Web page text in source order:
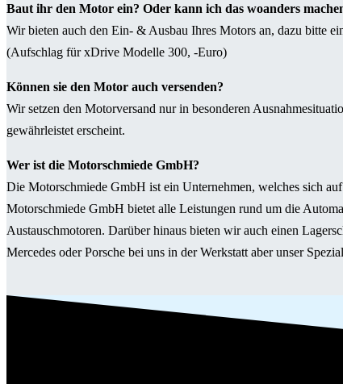
Baut ihr den Motor ein? Oder kann ich das woanders
Wir bieten auch den Ein- & Ausbau Ihres Motors an, dazu bitte
(Aufschlag für xDrive Modelle 300, -Euro)
Können sie den Motor auch versenden?
Wir setzen den Motorversand nur in besonderen
gewährleistet erscheint.
Wer ist die Motorschmiede GmbH?
Die Motorschmiede GmbH ist ein Unternehmen, welches sich
Motorschmiede GmbH bietet alle Leistungen rund um die
Austauschmotoren. Darüber hinaus bieten wir auch einen
Mercedes oder Porsche bei uns in der Werkstatt aber unser